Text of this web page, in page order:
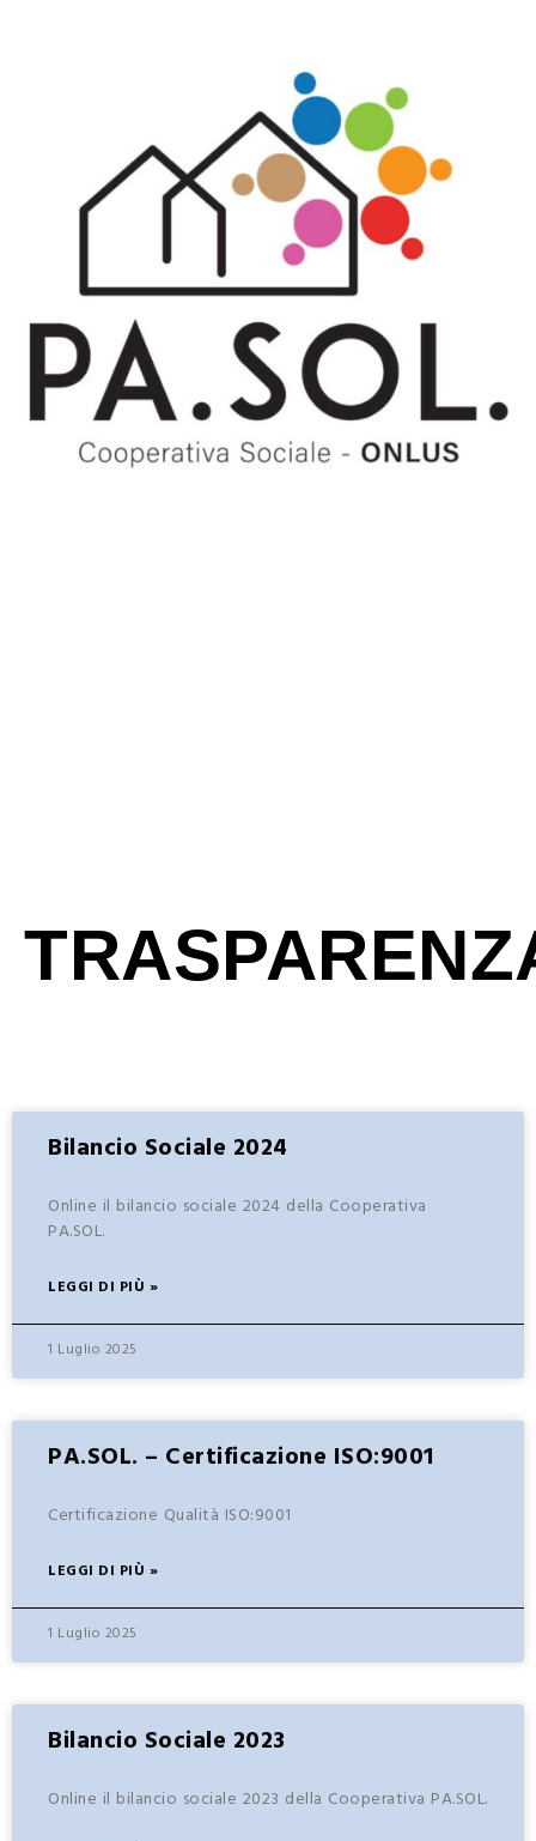
Bilancio Sociale 2024
Online il bilancio sociale 2024 della Cooperativa
PA.SOL.
LEGGI DI PIÙ »
1 Luglio 2025
PA.SOL. – Certificazione ISO:9001
Certificazione Qualità ISO:9001
LEGGI DI PIÙ »
1 Luglio 2025
Bilancio Sociale 2023
Online il bilancio sociale 2023 della Cooperativa PA.SOL.